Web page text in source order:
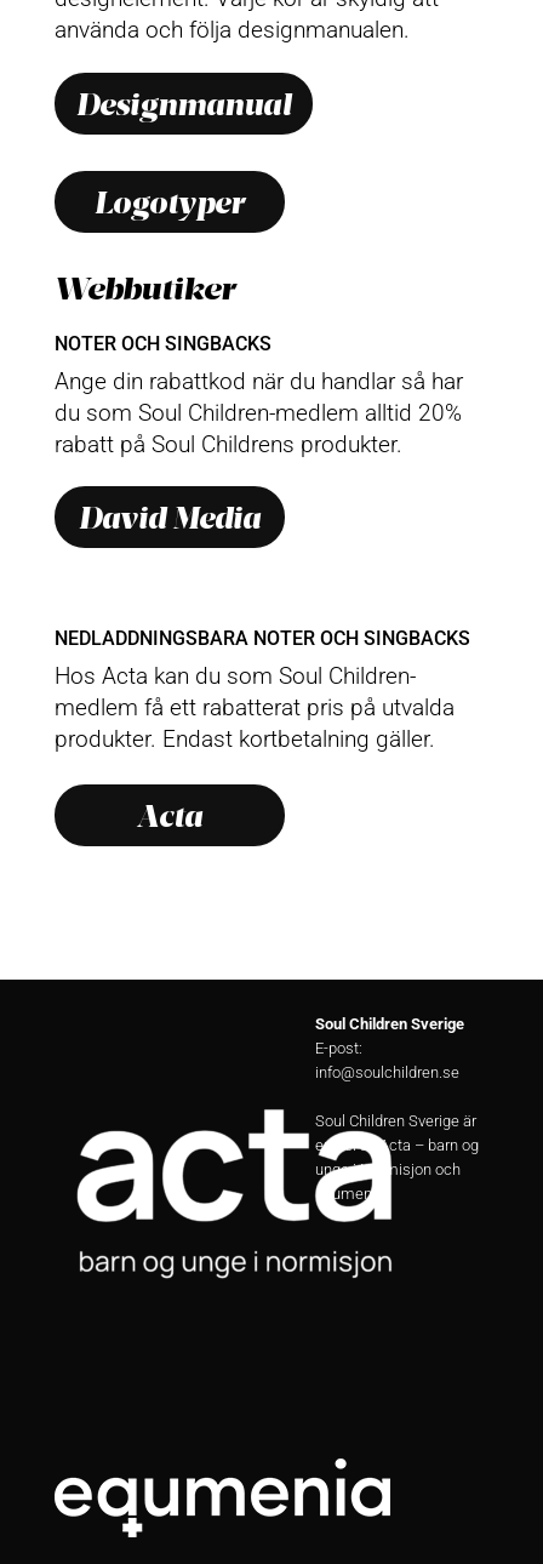
använda och följa designmanualen.
Designmanual
Logotyper
Webbutiker
NOTER OCH SINGBACKS
Ange din rabattkod när du handlar så har
du som Soul Children-medlem alltid 20%
rabatt på Soul Childrens produkter.
David Media
NEDLADDNINGSBARA NOTER OCH SINGBACKS
Hos Acta kan du som Soul Children-
medlem få ett rabatterat pris på utvalda
produkter. Endast kortbetalning gäller.
Acta
Soul Children Sverige
E-post:
info@soulchildren.se
Soul Children Sverige är
en del av Acta – barn og
unge i Normisjon och
Equmenia